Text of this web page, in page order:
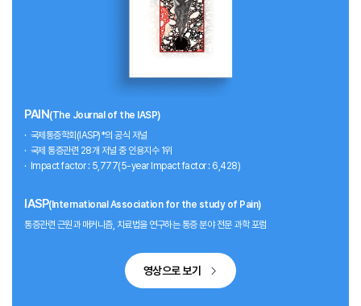
PAIN(The Journal of the IASP)
국제통증학회(IASP)*의 공식 저널
국제 통증관련 28개 저널 중 인용지수 1위
Impact factor : 5,777(5-year Impact factor : 6,428)
IASP(International Association for the study of Pain)
통증관련 근원과 매커니즘, 치료법을 연구하는 통증 분야 전문 과학 포럼
영상으로 보기